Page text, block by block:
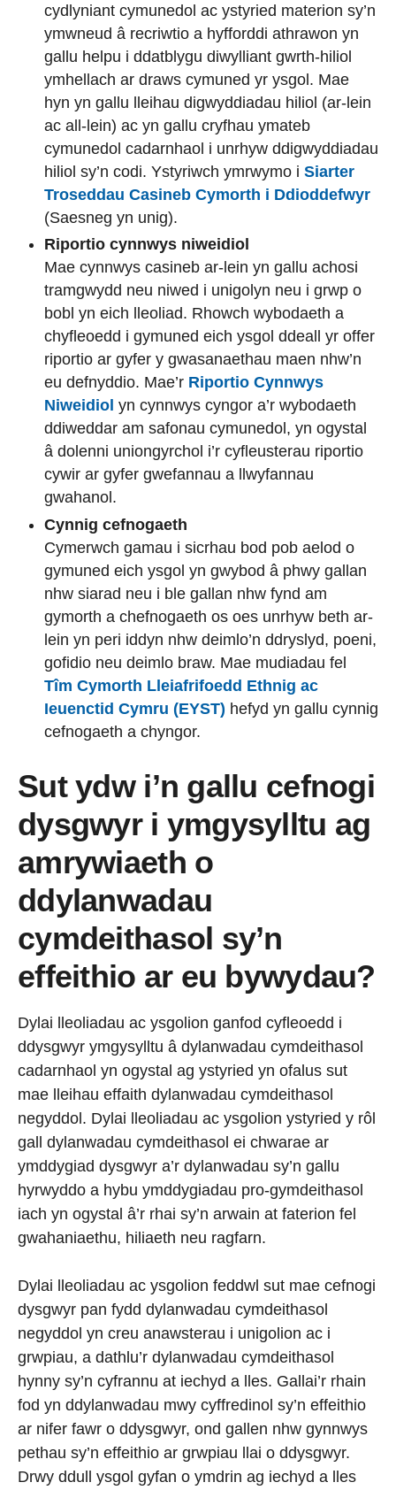
cydlyniant cymunedol ac ystyried materion sy’n
ymwneud â recriwtio a hyfforddi athrawon yn
gallu helpu i ddatblygu diwylliant gwrth-hiliol
ymhellach ar draws cymuned yr ysgol. Mae
hyn yn gallu lleihau digwyddiadau hiliol (ar-lein
ac all-lein) ac yn gallu cryfhau ymateb
cymunedol cadarnhaol i unrhyw ddigwyddiadau
hiliol sy’n codi. Ystyriwch ymrwymo i Siarter
Troseddau Casineb Cymorth i Ddioddefwyr
(Saesneg yn unig).
Riportio cynnwys niweidiol
Mae cynnwys casineb ar-lein yn gallu achosi
tramgwydd neu niwed i unigolyn neu i grwp o
bobl yn eich lleoliad. Rhowch wybodaeth a
chyfleoedd i gymuned eich ysgol ddeall yr offer
riportio ar gyfer y gwasanaethau maen nhw’n
eu defnyddio. Mae’r Riportio Cynnwys
Niweidiol yn cynnwys cyngor a’r wybodaeth
ddiweddar am safonau cymunedol, yn ogystal
â dolenni uniongyrchol i’r cyfleusterau riportio
cywir ar gyfer gwefannau a llwyfannau
gwahanol.
Cynnig cefnogaeth
Cymerwch gamau i sicrhau bod pob aelod o
gymuned eich ysgol yn gwybod â phwy gallan
nhw siarad neu i ble gallan nhw fynd am
gymorth a chefnogaeth os oes unrhyw beth ar-
lein yn peri iddyn nhw deimlo’n ddryslyd, poeni,
gofidio neu deimlo braw. Mae mudiadau fel
Tîm Cymorth Lleiafrifoedd Ethnig ac
Ieuenctid Cymru (EYST) hefyd yn gallu cynnig
cefnogaeth a chyngor.
Sut ydw i’n gallu cefnogi
dysgwyr i ymgysylltu ag
amrywiaeth o
ddylanwadau
cymdeithasol sy’n
effeithio ar eu bywydau?
Dylai lleoliadau ac ysgolion ganfod cyfleoedd i
ddysgwyr ymgysylltu â dylanwadau cymdeithasol
cadarnhaol yn ogystal ag ystyried yn ofalus sut
mae lleihau effaith dylanwadau cymdeithasol
negyddol. Dylai lleoliadau ac ysgolion ystyried y rôl
gall dylanwadau cymdeithasol ei chwarae ar
ymddygiad dysgwyr a’r dylanwadau sy’n gallu
hyrwyddo a hybu ymddygiadau pro-gymdeithasol
iach yn ogystal â’r rhai sy’n arwain at faterion fel
gwahaniaethu, hiliaeth neu ragfarn.
Dylai lleoliadau ac ysgolion feddwl sut mae cefnogi
dysgwyr pan fydd dylanwadau cymdeithasol
negyddol yn creu anawsterau i unigolion ac i
grwpiau, a dathlu’r dylanwadau cymdeithasol
hynny sy’n cyfrannu at iechyd a lles. Gallai’r rhain
fod yn ddylanwadau mwy cyffredinol sy’n effeithio
ar nifer fawr o ddysgwyr, ond gallen nhw gynnwys
pethau sy’n effeithio ar grwpiau llai o ddysgwyr.
Drwy ddull ysgol gyfan o ymdrin ag iechyd a lles